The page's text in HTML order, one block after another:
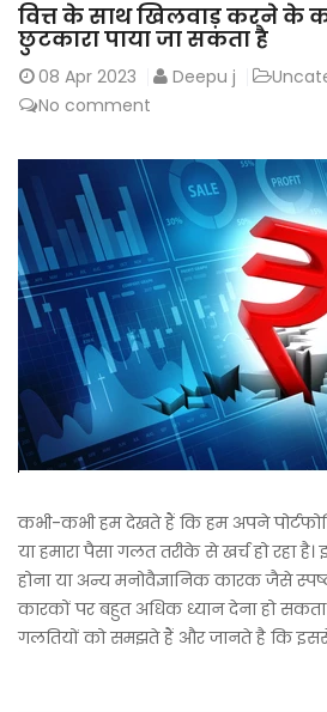
वित्त के साथ खिलवाड़ करने
छुटकारा पाया जा सकता है
08 Apr 2023 Deepu j
No comment
कभी-कभी हम देखते हैं कि हम अपने
या हमारा पैसा गलत तरीके से खर्च हो रहा
होना या अन्य मनोवैज्ञानिक कारक जैसे
कारकों पर बहुत अधिक ध्यान देना हो
गलतियों को समझते हैं और जानते है कि